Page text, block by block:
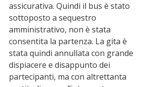
assicurativa. Quindi il bus è stato
sottoposto a sequestro
amministrativo, non è stata
consentita la partenza. La gita è
stata quindi annullata con grande
dispiacere e disappunto dei
partecipanti, ma con altrettanta